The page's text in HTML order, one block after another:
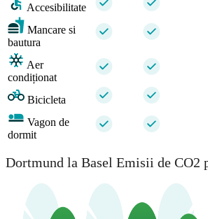
Accesibilitate
Mancare si
bautura
Aer
condiționat
Bicicleta
Vagon de
dormit
Dortmund la Basel Emisii de CO2